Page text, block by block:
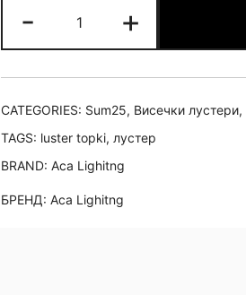
-
Pearl
Ф80
quantity
+
CATEGORIES: Sum25, Висечки лустери,
TAGS: luster topki, лустер
BRAND: Aca Lighitng
БРЕНД: Aca Lighitng